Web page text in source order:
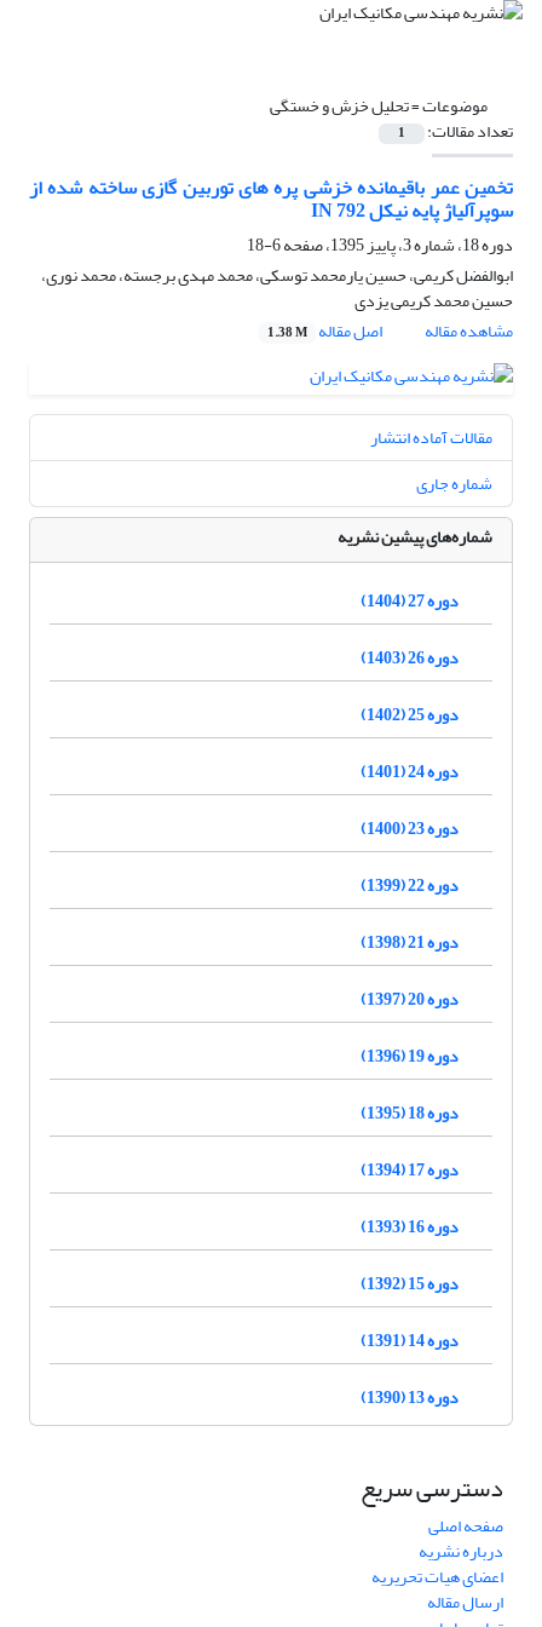
موضوعات =تحلیل خزش و خستگی
تعداد مقالات: 1
تخمین عمر باقیمانده خزشی پره های توربین گازی‎ ساخته شده از
سوپرآلیاژ پایه نیکل ‏IN 792‎
دوره 18، شماره 3، پاییز 1395، صفحه
6-18
ابوالفضل کریمی، حسین یارمحمد توسکی، محمد مهدی برجسته، محمد نوری،
حسین محمد کریمی یزدی
مشاهده مقاله
اصل مقاله 1.38 M
مقالات آماده انتشار
شماره جاری
شماره‌های پیشین نشریه
دوره 27 (1404)
دوره 26 (1403)
دوره 25 (1402)
دوره 24 (1401)
دوره 23 (1400)
دوره 22 (1399)
دوره 21 (1398)
دوره 20 (1397)
دوره 19 (1396)
دوره 18 (1395)
دوره 17 (1394)
دوره 16 (1393)
دوره 15 (1392)
دوره 14 (1391)
دوره 13 (1390)
دسترسی سریع
صفحه اصلی
درباره نشریه
اعضای هیات تحریریه
ارسال مقاله